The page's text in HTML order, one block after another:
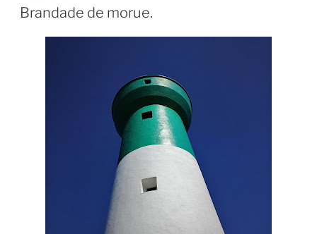
OP
Brandade de morue.